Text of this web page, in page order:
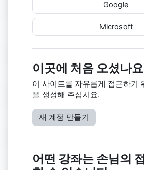
Google
Microsoft
이곳에 처음 오셨나
이 사이트를 자유롭게 접근하기
을 생성해 주십시요.
새 계정 만들기
어떤 강좌는 손님의